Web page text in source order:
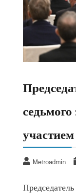
Metroadmin